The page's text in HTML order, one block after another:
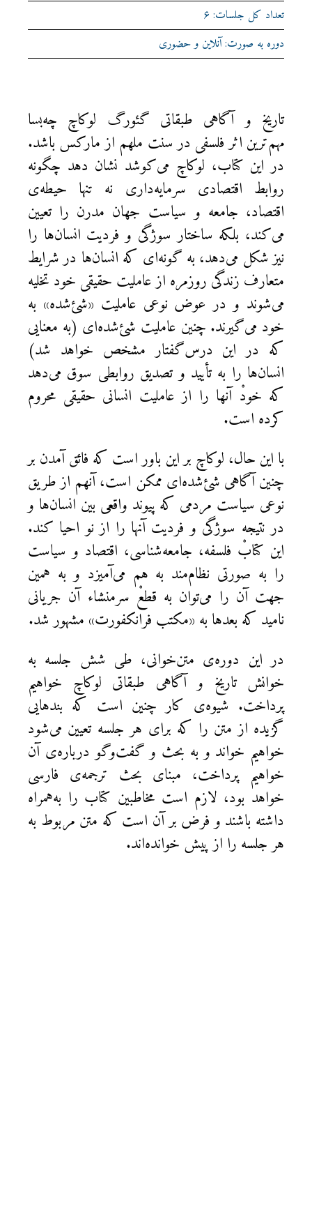
تعداد کل جلسات: ۶
دوره به صورت: آنلاین و حضوری
تاریخ و آگاهی طبقاتی گئورگ لوکاچ چه‌بسا
مهم‌ترین اثر فلسفی در سنت ملهم از مارکس باشد.
در این کتاب، لوکاچ می‌کوشد نشان دهد چگونه
روابط اقتصادی سرمایه‌داری نه تنها حیطه‌ی
اقتصاد، جامعه و سیاست جهان مدرن را تعیین
‌‌می‌کند، بلکه ساختار سوژگی و فردیت انسان‌ها را
نیز شکل می‌دهد، به گونه‌ای که انسان‌ها در شرایط
متعارف زندگی روزمره از عاملیت حقیقی خود تخلیه
می‌شوند و در عوض نوعی عاملیت «شئ‌شده» به
خود می‌گیرند. چنین عاملیت شئ‌شده‌ای (به معنایی
که در این درس‌گفتار مشخص خواهد شد)
انسان‌ها را به تأیید و تصدیق روابطی سوق می‌دهد
که خودْ آن‎ها را از عاملیت انسانی حقیقی محروم
کرده‌ است.
با این حال، لوکاچ بر این باور است که فائق آمدن بر
چنین آگاهی‌ شئ‌شده‌ای ممکن است، آن‎هم از طریق
نوعی سیاست مردمی که پیوند واقعی بین انسان‌ها و
در نتیجه سوژگی و فردیت آنها را از نو احیا کند.
این کتابْ فلسفه، جامعه‌شناسی، اقتصاد و سیاست
را به‌ صورتی نظام‌مند به هم می‌آمیزد و به همین
جهت آن را می‌توان به قطعْ سرمنشاء آن جریانی
نامید که بعدها به «مکتب فرانکفورت» مشهور شد.
در این دوره‌ی متن‌خوانی، طی شش جلسه به
خوانش تاریخ و آگاهی طبقاتی لوکاچ خواهیم
پرداخت. شیوه‌ی کار چنین است که بندهایی
گزیده از متن را که برای هر جلسه تعیین می‌شود
خواهیم خواند و به بحث و گفت‌وگو درباره‌ی آن
خواهیم پرداخت، مبنای بحث ترجمه‌ی فارسی
خواهد بود، لازم است مخاطبین کتاب را به‌همراه
داشته باشند و فرض بر آن است که متن مربوط به
هر جلسه را از پیش خوانده‌اند.